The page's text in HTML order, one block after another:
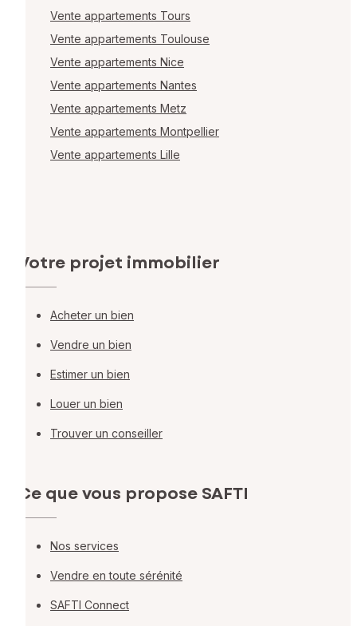
Vente appartements Tours
Vente appartements Toulouse
Vente appartements Nice
Vente appartements Nantes
Vente appartements Metz
Vente appartements Montpellier
Vente appartements Lille
Votre projet immobilier
Acheter un bien
Vendre un bien
Estimer un bien
Louer un bien
Trouver un conseiller
Ce que vous propose SAFTI
Nos services
Vendre en toute sérénité
SAFTI Connect